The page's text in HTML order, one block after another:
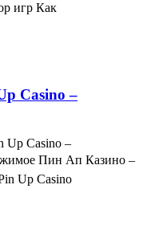
игр Как
Casino –
Up Casino –
Пин Ап Казино –
Up Casino